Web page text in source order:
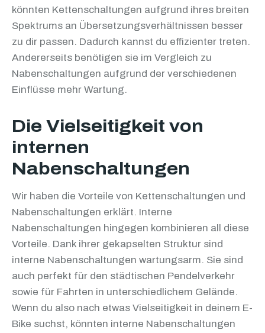
könnten Kettenschaltungen aufgrund ihres breiten
Spektrums an Übersetzungsverhältnissen besser
zu dir passen. Dadurch kannst du effizienter treten.
Andererseits benötigen sie im Vergleich zu
Nabenschaltungen aufgrund der verschiedenen
Einflüsse mehr Wartung.
Die Vielseitigkeit von
internen
Nabenschaltungen
Wir haben die Vorteile von Kettenschaltungen und
Nabenschaltungen erklärt. Interne
Nabenschaltungen hingegen kombinieren all diese
Vorteile. Dank ihrer gekapselten Struktur sind
interne Nabenschaltungen wartungsarm. Sie sind
auch perfekt für den städtischen Pendelverkehr
sowie für Fahrten in unterschiedlichem Gelände.
Wenn du also nach etwas Vielseitigkeit in deinem E-
Bike suchst, könnten interne Nabenschaltungen